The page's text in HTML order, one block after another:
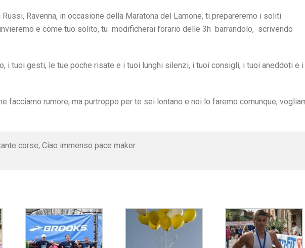
Ravenna, in occasione della Maratona del Lamone, ti prepareremo i soliti
e come tuo solito, tu modificherai l’orario delle 3h barrandolo, scrivendo
i tuoi gesti, le tue poche risate e i tuoi lunghi silenzi, i tuoi consigli, i tuoi aneddoti e i
facciamo rumore, ma purtroppo per te sei lontano e noi lo faremo comunque,
corse, Ciao immenso pace maker